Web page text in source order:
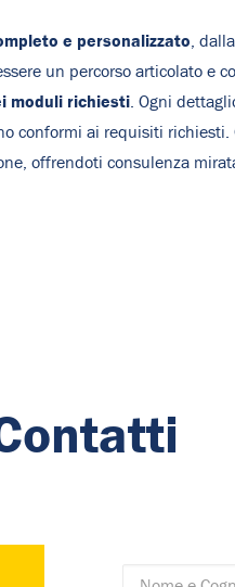
e personalizzato ,
un percorso articolato e
moduli richiesti . Ogni
conformi ai requisiti
offrendoti consulenza